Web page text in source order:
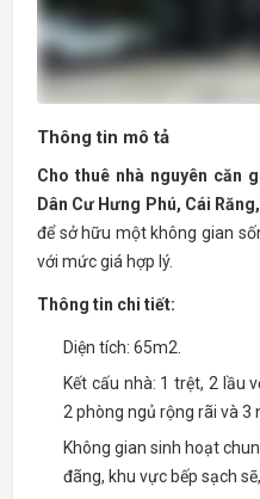
Thông tin mô tả
Cho thuê nhà nguyên căn
Dân Cư Hưng Phú, Cái
để sở hữu một không gian
với mức giá hợp lý.
Thông tin chi tiết:
Diện tích: 65m2.
Kết cấu nhà: 1 trệt, 2 lầu
2 phòng ngủ rộng rãi và 3
Không gian sinh hoạt
đãng, khu vực bếp sạch